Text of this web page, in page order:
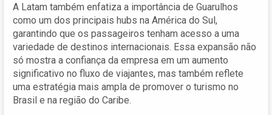
A Latam também enfatiza a importância de Guarulhos
como um dos principais hubs na América do Sul,
garantindo que os passageiros tenham acesso a uma
variedade de destinos internacionais. Essa expansão não
só mostra a confiança da empresa em um aumento
significativo no fluxo de viajantes, mas também reflete
uma estratégia mais ampla de promover o turismo no
Brasil e na região do Caribe.